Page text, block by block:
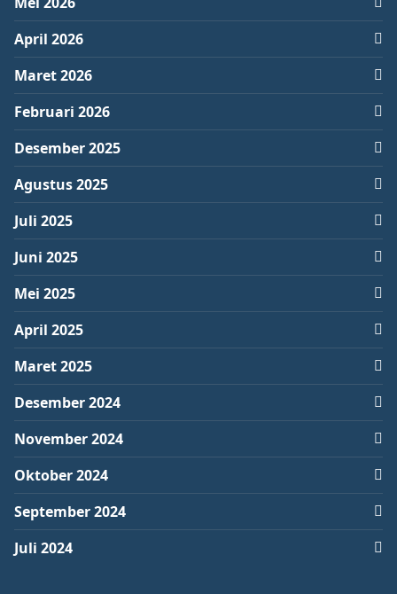
April 2026
Maret 2026
Februari 2026
Desember 2025
Agustus 2025
Juli 2025
Juni 2025
Mei 2025
April 2025
Maret 2025
Desember 2024
November 2024
Oktober 2024
September 2024
Juli 2024